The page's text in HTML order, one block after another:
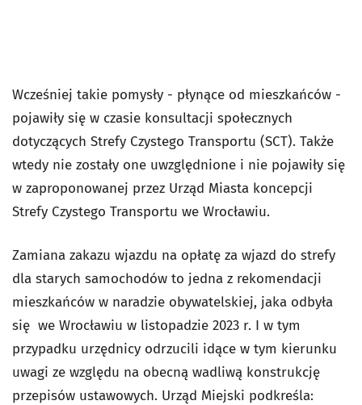
Wcześniej takie pomysły - płynące od mieszkańców -
pojawiły się w czasie konsultacji społecznych
dotyczących Strefy Czystego Transportu (SCT). Także
wtedy nie zostały one uwzględnione i nie pojawiły się
w zaproponowanej przez Urząd Miasta koncepcji
Strefy Czystego Transportu we Wrocławiu.
Zamiana zakazu wjazdu na opłatę za wjazd do strefy
dla starych samochodów to jedna z rekomendacji
mieszkańców w naradzie obywatelskiej, jaka odbyła
się we Wrocławiu w listopadzie 2023 r. I w tym
przypadku urzędnicy odrzucili idące w tym kierunku
uwagi ze względu na obecną wadliwą konstrukcję
przepisów ustawowych. Urząd Miejski podkreśla: